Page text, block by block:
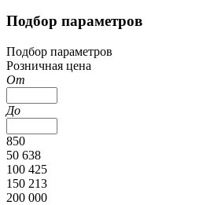
Подбор параметров
Подбор параметров
Розничная цена
От
До
850
50 638
100 425
150 213
200 000